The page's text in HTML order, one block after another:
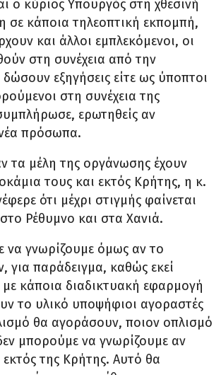
ο κύριος Υπουργός στη χθεσινή
σε κάποια τηλεοπτική εκπομπή,
και άλλοι εμπλεκόμενοι, οι
στη συνέχεια από την
εξηγήσεις είτε ως ύποπτοι
στη συνέχεια της
ερωτηθείς αν
πρόσωπα.
τα μέλη της οργάνωσης έχουν
τους και εκτός Κρήτης, η κ.
ότι μέχρι στιγμής φαίνεται
Ρέθυμνο και στα Χανιά.
να γνωρίζουμε όμως αν το
για παράδειγμα, καθώς εκεί
κάποια διαδικτυακή εφαρμογή
το υλικό υποψήφιοι αγοραστές
θα αγοράσουν, ποιον οπλισμό
μπορούμε να γνωρίζουμε αν
εκτός της Κρήτης. Αυτό θα